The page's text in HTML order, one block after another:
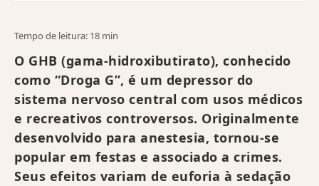
Tempo de leitura: 18 min
O GHB (gama-hidroxibutirato), conhecido
como “Droga G”, é um depressor do
sistema nervoso central com usos médicos
e recreativos controversos. Originalmente
desenvolvido para anestesia, tornou-se
popular em festas e associado a crimes.
Seus efeitos variam de euforia à sedação